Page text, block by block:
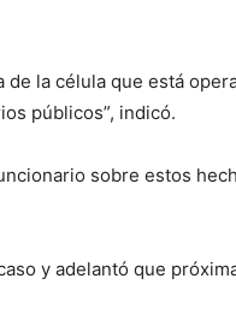
la célula que está
públicos”, indicó.
sobre estos
y adelantó que